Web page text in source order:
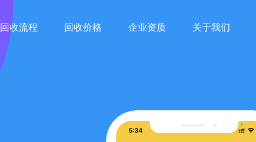
回收流程 回收价格 企业资质 关于我们